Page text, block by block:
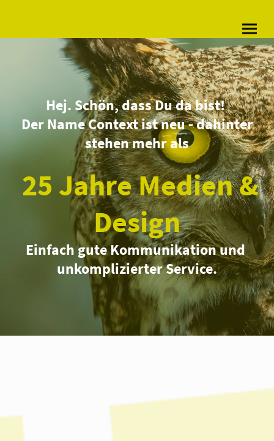
Hej. Schön, dass Du da bist!
Der Name Context ist neu - dahinter
stehen mehr als
25 Jahre Medien &
Design
Einfach gute Kommunikation und
unkomplizierter Service.